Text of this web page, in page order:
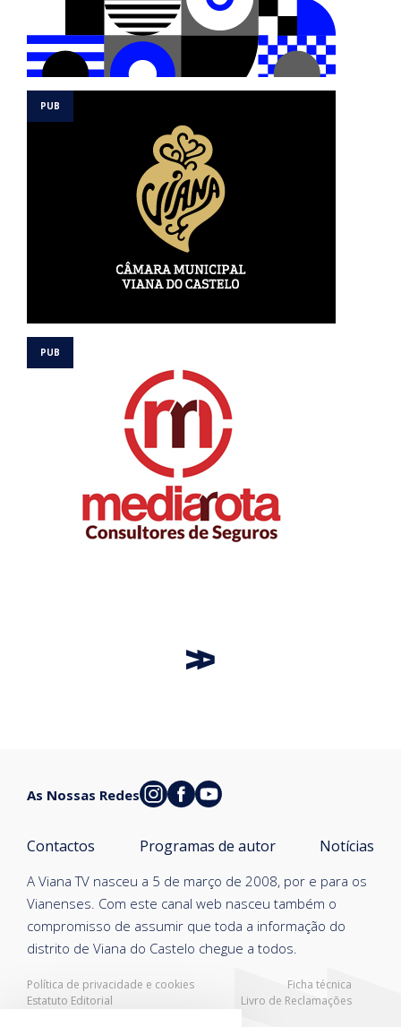
Política de privacidade e cookies
Ficha técnica
Estatuto Editorial
Livro de Reclamações
A Viana TV nasceu a 5 de março de 2008, por e para os
Vianenses. Com este canal web nasceu também o
compromisso de assumir que toda a informação do
distrito de Viana do Castelo chegue a todos.
Contactos Programas de autor Notícias
As Nossas Redes